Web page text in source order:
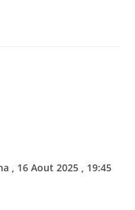
, 16 Aout 2025 , 19:45